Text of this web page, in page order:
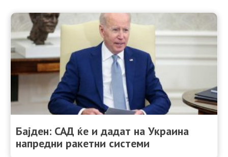
Бајден: САД ќе и дадат на Украина
напредни ракетни системи